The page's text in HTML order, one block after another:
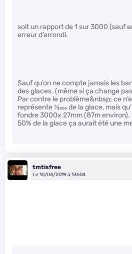
soit un rapport de 1 sur 3000 (sauf
erreur d’arrondi.
Sauf qu’on ne compte jamais les
des glaces. (même si ça change
Par contre le problème&nbsp; ce
représente 1⁄3000de la glace, mais
fondre 3000x 27mm (87m
50% de la glace ça aurait été une
tmtisfree
Le 10/04/2019 à 13h04